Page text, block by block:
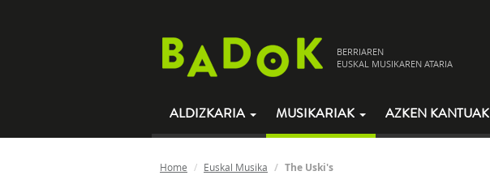
BERRIAREN
EUSKAL MUSIKAREN ATARIA
ALDIZKARIA MUSIKARIAK AZKEN KANTUAK
Home Euskal Musika The Uski's